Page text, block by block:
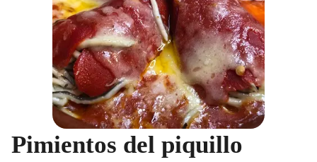
Pimientos del piquillo